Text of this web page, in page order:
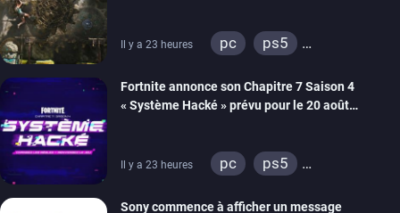
Il y a 23 heures pc
ps5
Fortnite annonce son Chapitre 7 Saison 4
« Système Hacké » prévu pour le 20 août
Il y a 23 heures pc
ps5
Sony commence à afficher un message